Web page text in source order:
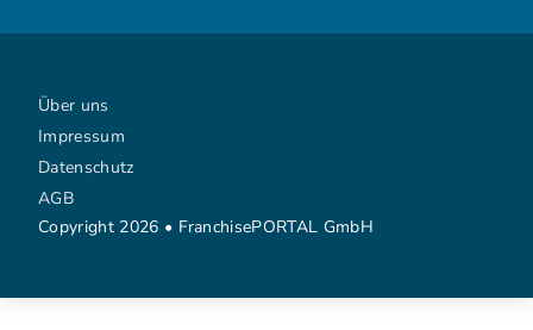
Copyright 2026 • FranchisePORTAL GmbH
Über uns
Impressum
Datenschutz
AGB